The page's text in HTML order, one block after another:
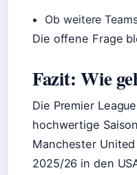
Ob weitere
Die offene Frage
Fazit: Wie
Die Premier
hochwertige
Manchester
2025/26 in den